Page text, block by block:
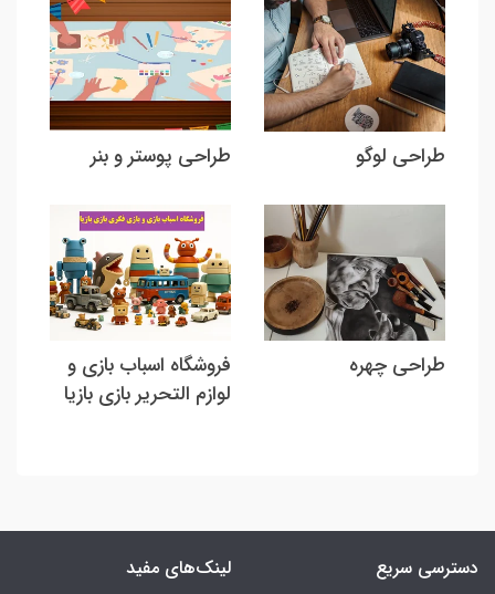
طراحی لوگو طراحی پوستر و بنر
طراحی چهره
فروشگاه اسباب بازی و
لوازم التحریر بازی بازیا
دسترسی سریع لینک‌های مفید